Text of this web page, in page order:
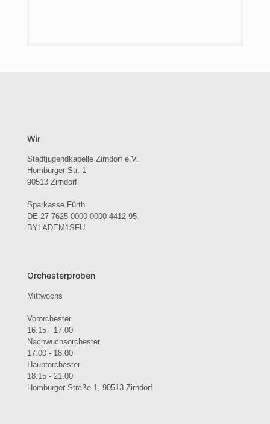
Wir
Stadtjugendkapelle Zirndorf e.V.
Homburger Str. 1
90513 Zirndorf
Sparkasse Fürth
DE 27 7625 0000 0000 4412 95
BYLADEM1SFU
Orchesterproben
Mittwochs
Vororchester
16:15 - 17:00
Nachwuchsorchester
17:00 - 18:00
Hauptorchester
18:15 - 21:00
Homburger Straße 1, 90513 Zirndorf